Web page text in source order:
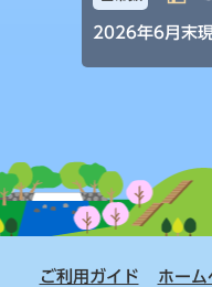
2026年6月末
ご利用ガイド ホーム